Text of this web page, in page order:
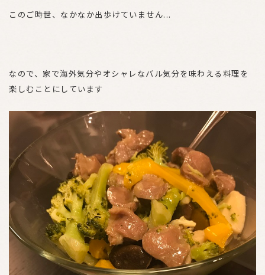
このご時世、なかなか出歩けていません...
なので、家で海外気分やオシャレなバル気分を味わえる料理を
楽しむことにしています